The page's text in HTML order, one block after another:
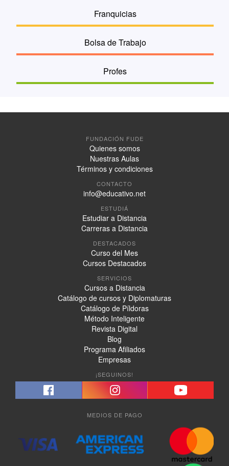
Franquicias
Bolsa de Trabajo
Profes
FUNDACIÓN FUDE
Quienes somos
Nuestras Aulas
Términos y condiciones
CONTACTO
info@educativo.net
ESTUDIÁ
Estudiar a Distancia
Carreras a Distancia
DESTACADOS
Curso del Mes
Cursos Destacados
SERVICIOS
Cursos a Distancia
Catálogo de cursos y Diplomaturas
Catálogo de Píldoras
Método Inteligente
Revista Digital
Blog
Programa Afiliados
Empresas
¡SEGUINOS!
MEDIOS DE PAGO